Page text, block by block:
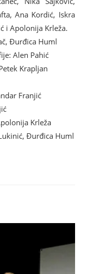
Ana Kordić, Iskra
i Apolonija Krleža.
Đurđica Huml
Alen Pahić
Krapljan
Franjić
Krleža
Đurđica Huml